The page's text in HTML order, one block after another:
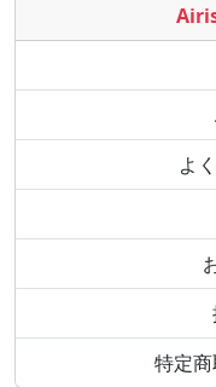
よ
特定